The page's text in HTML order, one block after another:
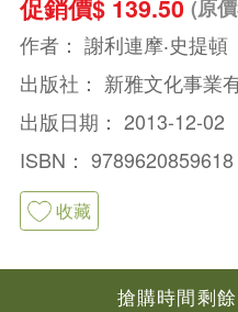
促銷價$ 139.50 (原
作者： 謝利連摩‧史提頓
出版社： 新雅文化事業
出版日期： 2013-12-02
ISBN： 9789620859618
收藏
搶購時間剩